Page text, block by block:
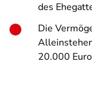
des
Die
20.000